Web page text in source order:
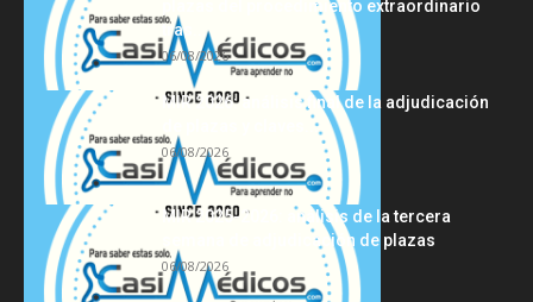
plazas del procedimiento extraordinario
tras...
06/08/2026
MIR 2026: análisis final de la adjudicación
de plazas y claves...
06/08/2026
MIR 2025-2026: análisis de la tercera
semana de adjudicación de plazas
06/08/2026